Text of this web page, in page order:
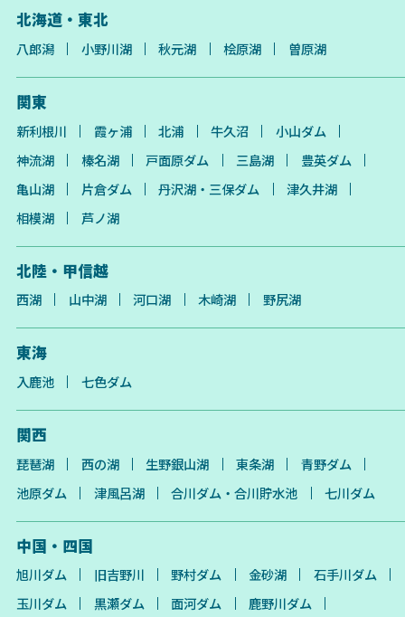
北海道・東北
八郎潟 小野川湖 秋元湖 桧原湖 曽原湖
関東
新利根川 霞ヶ浦 北浦 牛久沼
小山ダム
神流湖
榛名湖 戸面原ダム 三島湖
豊英ダム
亀山湖
片倉ダム 丹沢湖・三保ダム
津久井湖
相模湖
芦ノ湖
北陸・甲信越
西湖 山中湖 河口湖 木崎湖 野尻湖
東海
入鹿池 七色ダム
関西
琵琶湖 西の湖 生野銀山湖 東条湖
青野ダム
池原ダム
津風呂湖 合川ダム・合川貯水池 七川ダム
中国・四国
旭川ダム 旧吉野川 野村ダム 金砂湖
石手川ダム
玉川ダム
黒瀬ダム 面河ダム
鹿野川ダム